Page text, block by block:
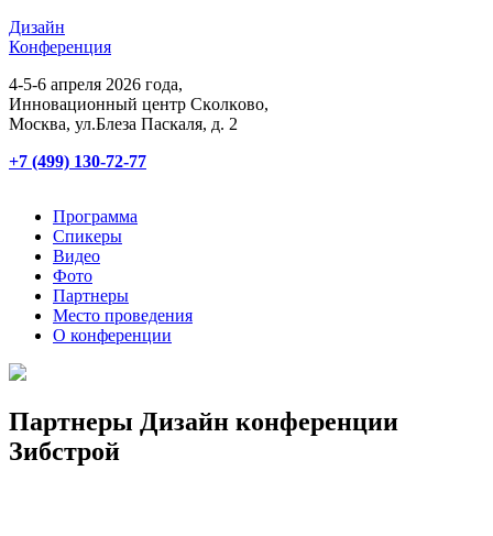
Дизайн
Конференция
4-5-6 апреля 2026 года,
Инновационный центр Сĸолĸово,
Мосĸва, ул.Блеза Пасĸаля, д. 2
+7 (499) 130-72-77
Программа
Спикеры
Видео
Фото
Партнеры
Место проведения
О конференции
Партнеры Дизайн конференции
Зибстрой